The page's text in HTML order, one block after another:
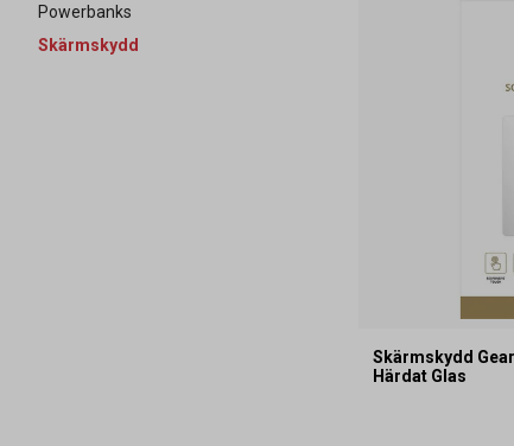
Powerbanks
Skärmskydd
Skärmskydd
Härdat Glas